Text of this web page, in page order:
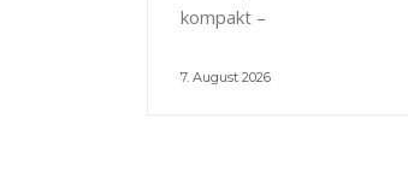
kompakt –
7. August 2026